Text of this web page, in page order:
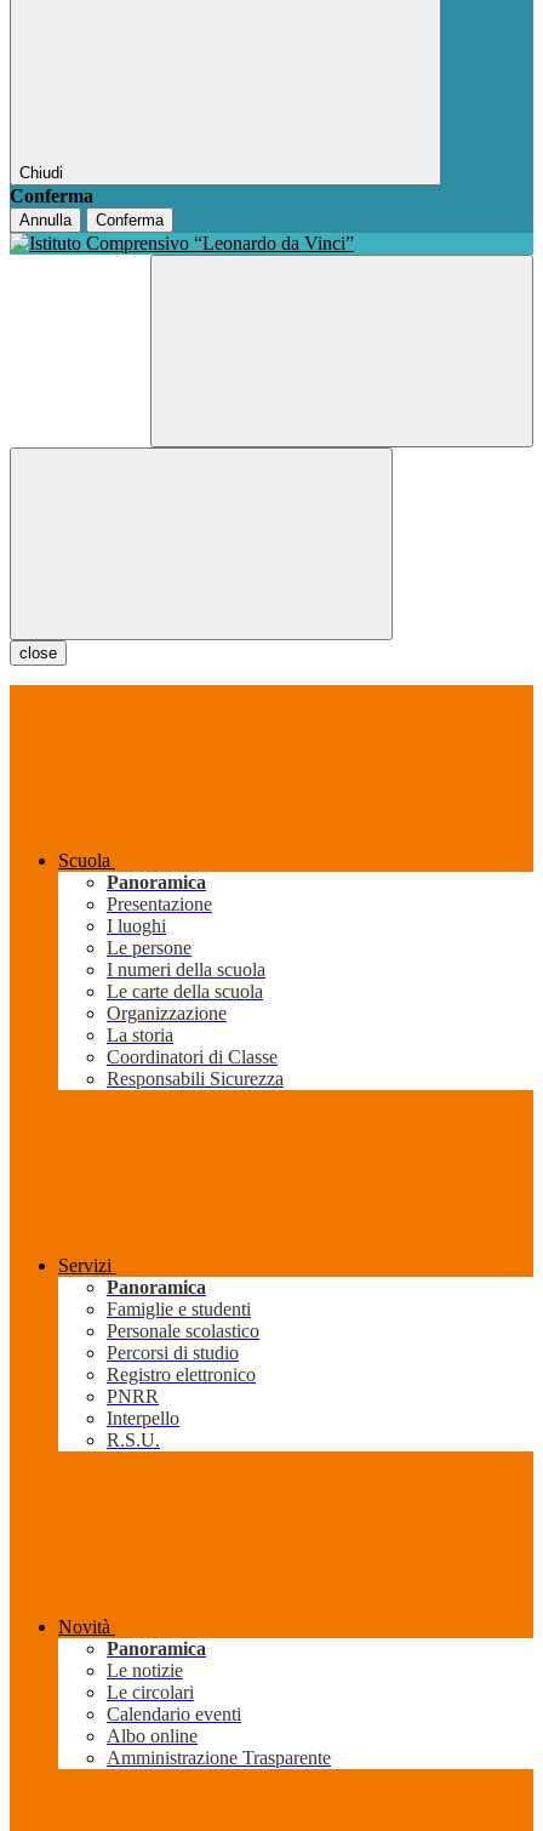
Chiudi
Conferma
Annulla Conferma
close
Scuola
Panoramica
Presentazione
I luoghi
Le persone
I numeri della scuola
Le carte della scuola
Organizzazione
La storia
Coordinatori di Classe
Responsabili Sicurezza
Servizi
Panoramica
Famiglie e studenti
Personale scolastico
Percorsi di studio
Registro elettronico
PNRR
Interpello
R.S.U.
Novità
Panoramica
Le notizie
Le circolari
Calendario eventi
Albo online
Amministrazione Trasparente